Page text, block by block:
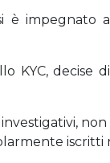
impegnato
KYC, decise
iscritti